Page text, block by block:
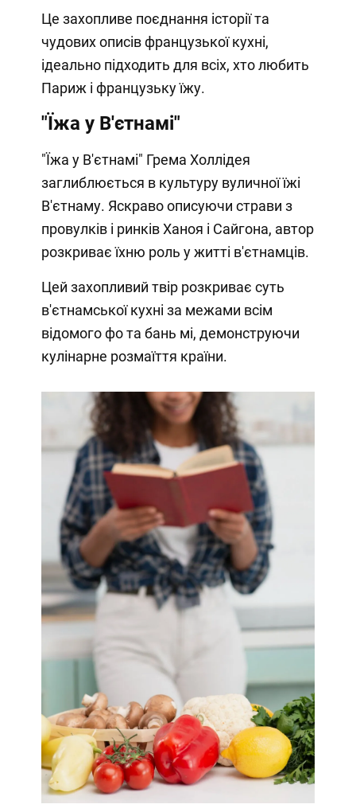
Це захопливе поєднання історії та
чудових описів французької кухні,
ідеально підходить для всіх, хто любить
Париж і французьку їжу.
"Їжа у В'єтнамі"
"Їжа у В'єтнамі" Грема Холлідея
заглиблюється в культуру вуличної їжі
В'єтнаму. Яскраво описуючи страви з
провулків і ринків Ханоя і Сайгона, автор
розкриває їхню роль у житті в'єтнамців.
Цей захопливий твір розкриває суть
в'єтнамської кухні за межами всім
відомого фо та бань мі, демонструючи
кулінарне розмаїття країни.